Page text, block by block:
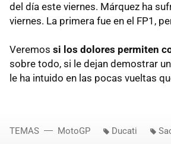
del día este viernes. Márquez ha
viernes. La primera fue en el FP1,
Veremos si los dolores permiten
sobre todo, si le dejan demostrar
le ha intuido en las pocas vueltas
TEMAS MotoGP Ducati